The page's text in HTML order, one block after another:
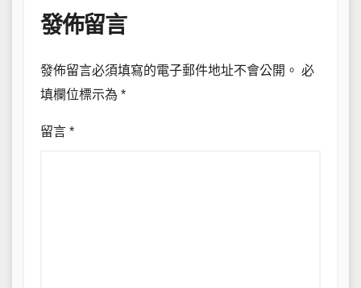
發佈留言
發佈留言必須填寫的電子郵件地址不會公開。 必
填欄位標示為 *
留言 *